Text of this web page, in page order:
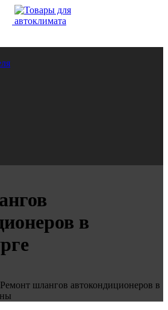
в
шлангов автокондиционеров в